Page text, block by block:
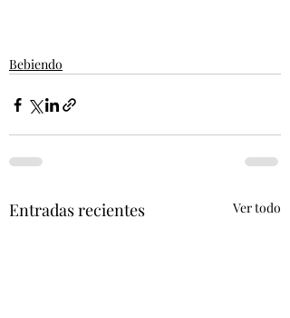
Bebiendo
Entradas recientes Ver todo